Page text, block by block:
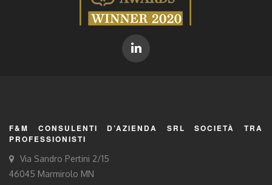
F&M CONSULENTI D’AZIENDA SRL SOCIETÀ TRA
PROFESSIONISTI
Via Sandro Pertini 2/15
46045 Marmirolo MN